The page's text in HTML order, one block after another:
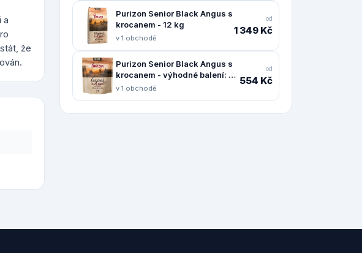
a
že
Purizon Senior Black Angus s
krocanem - 12 kg
v 1 obchodě
od
1 349 Kč
Purizon Senior Black Angus s
krocanem - výhodné balení: 4
x 1 kg
v 1 obchodě
od
554 Kč